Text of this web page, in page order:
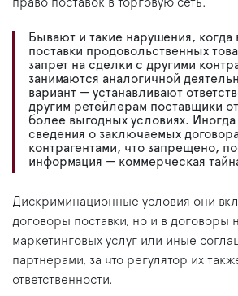
Бывают и такие нарушения, когда
поставки продовольственных
запрет на сделки с другими
занимаются аналогичной
вариант — устанавливают
другим ретейлерам поставщики
более выгодных условиях.
сведения о заключаемых
контрагентами, что запрещено,
информация — коммерческая
Дискриминационные условия они
договоры поставки, но и в договоры
маркетинговых услуг или иные
партнерами, за что регулятор их
ответственности.